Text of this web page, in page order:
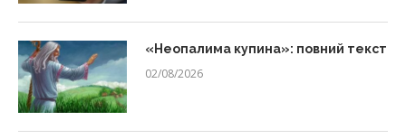
«Неопалима купина»: повний текст
02/08/2026